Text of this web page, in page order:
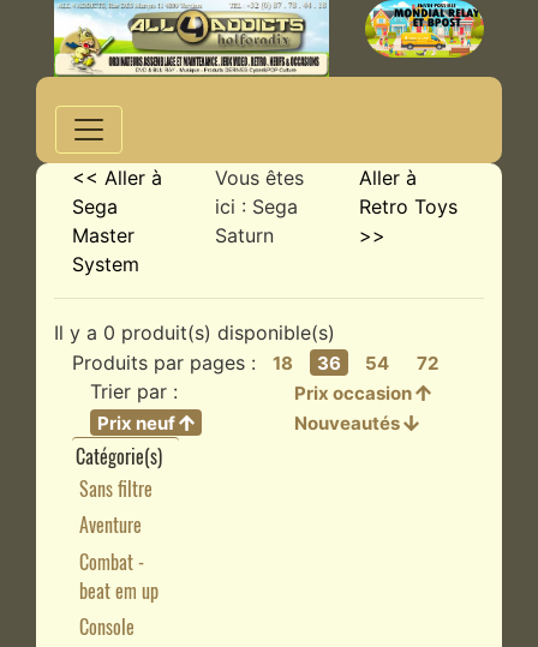
<< Aller à
Sega
Master
System
Vous êtes
ici : Sega
Saturn
Aller à
Retro Toys
>>
Il y a 0 produit(s) disponible(s)
Produits par pages :
18 36 54 72
Trier par :
Prix occasion
Prix neuf
Nouveautés
Catégorie(s)
Sans filtre
Aventure
Combat -
beat em up
Console